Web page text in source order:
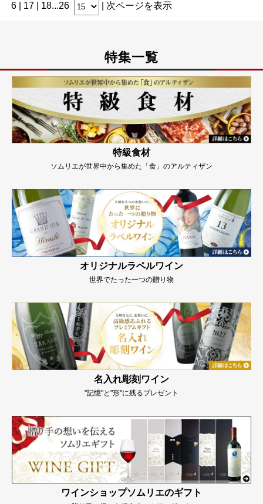
6| 17| 18...26 次ページを表示
特集一覧
特級食材
ソムリエが世界中から集めた「食」のアルティザン
オリジナルラベルワイン
世界でたった一つの贈り物
名入れ彫刻ワイン
"記憶"と"形"に残るプレゼント
ワインショップソムリエのギフト